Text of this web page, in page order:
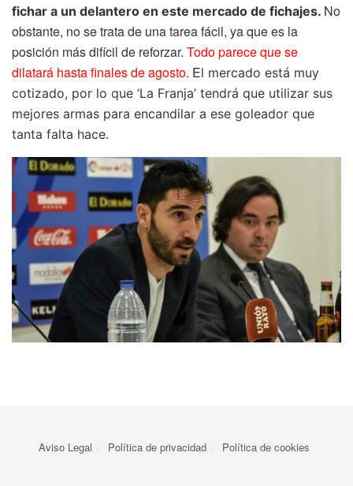
fichar a un delantero en este mercado de fichajes. No
obstante, no se trata de una tarea fácil, ya que es la
posición más difícil de reforzar. Todo parece que se
dilatará hasta finales de agosto. El mercado está muy
cotizado, por lo que ‘La Franja’ tendrá que utilizar sus
mejores armas para encandilar a ese goleador que
tanta falta hace.
Aviso Legal Política de privacidad Política de cookies